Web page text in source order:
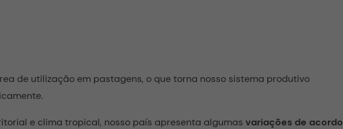
de utilização em pastagens, o que torna nosso sistema produtivo
e clima tropical, nosso país apresenta algumas variações de acordo